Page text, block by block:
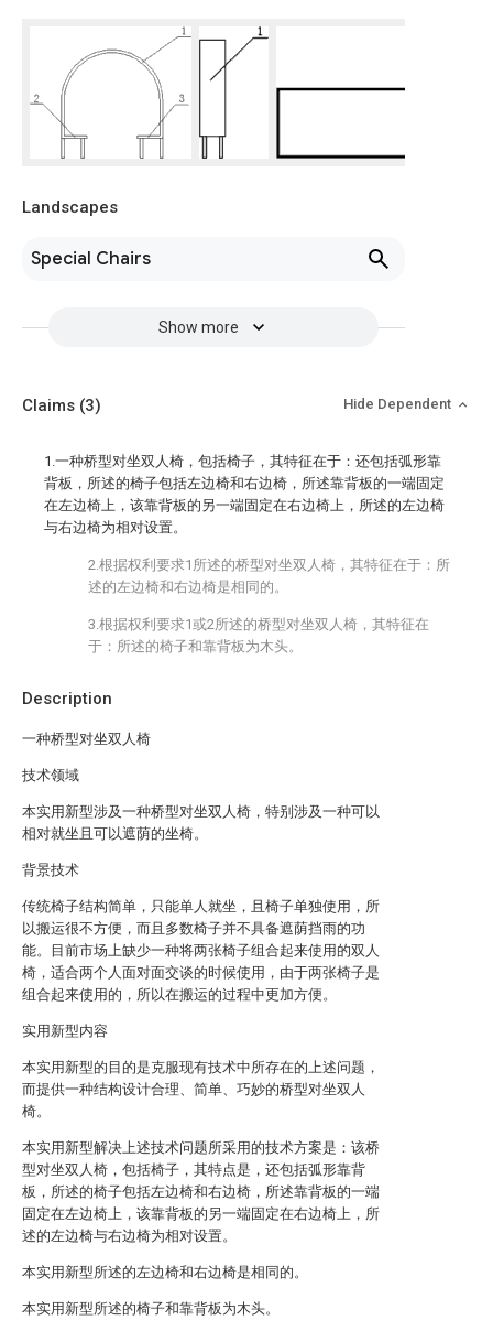
Landscapes
Special Chairs
Show more
Description
一种桥型对坐双人椅
技术领域
本实用新型涉及一种桥型对坐双人椅，特别涉及一种可以
相对就坐且可以遮荫的坐椅。
背景技术
传统椅子结构简单，只能单人就坐，且椅子单独使用，所
以搬运很不方便，而且多数椅子并不具备遮荫挡雨的功
能。目前市场上缺少一种将两张椅子组合起来使用的双人
椅，适合两个人面对面交谈的时候使用，由于两张椅子是
组合起来使用的，所以在搬运的过程中更加方便。
实用新型内容
本实用新型的目的是克服现有技术中所存在的上述问题，
而提供一种结构设计合理、简单、巧妙的桥型对坐双人
椅。
本实用新型解决上述技术问题所采用的技术方案是：该桥
型对坐双人椅，包括椅子，其特点是，还包括弧形靠背
板，所述的椅子包括左边椅和右边椅，所述靠背板的一端
固定在左边椅上，该靠背板的另一端固定在右边椅上，所
述的左边椅与右边椅为相对设置。
本实用新型所述的左边椅和右边椅是相同的。
本实用新型所述的椅子和靠背板为木头。
Claims (3) Hide Dependent
1.一种桥型对坐双人椅，包括椅子，其特征在于：还包括弧形靠
背板，所述的椅子包括左边椅和右边椅，所述靠背板的一端固定
在左边椅上，该靠背板的另一端固定在右边椅上，所述的左边椅
与右边椅为相对设置。
2.根据权利要求1所述的桥型对坐双人椅，其特征在于：所
述的左边椅和右边椅是相同的。
3.根据权利要求1或2所述的桥型对坐双人椅，其特征在
于：所述的椅子和靠背板为木头。